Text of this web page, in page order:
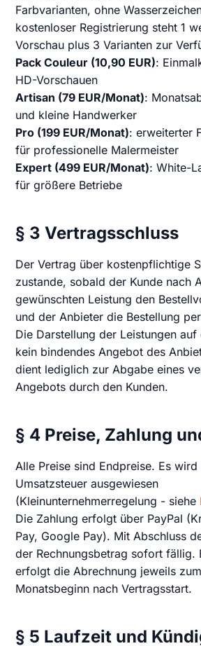
Farbvarianten, ohne
kostenloser Registrierung steht 1
Vorschau plus 3 Varianten zur
Pack Couleur (10,90 EUR):
HD-Vorschauen
Artisan (79 EUR/Monat):
und kleine Handwerker
Pro (199 EUR/Monat): erweiterter
für professionelle Malermeister
Expert (499 EUR/Monat): White-
für größere Betriebe
§ 3 Vertragsschluss
Der Vertrag über kostenpflichtige
zustande, sobald der Kunde nach
gewünschten Leistung den
und der Anbieter die Bestellung
Die Darstellung der Leistungen
kein bindendes Angebot des
dient lediglich zur Abgabe eines
Angebots durch den Kunden.
§ 4 Preise, Zahlung
Alle Preise sind Endpreise. Es wird
Umsatzsteuer ausgewiesen
(Kleinunternehmerregelung - siehe
Die Zahlung erfolgt über PayPal
Pay, Google Pay). Mit Abschluss
der Rechnungsbetrag sofort fällig.
erfolgt die Abrechnung jeweils
Monatsbeginn nach Vertragsstart.
§ 5 Laufzeit und